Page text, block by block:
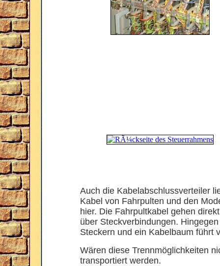
Auch die Kabelabschlussverteiler
Kabel von Fahrpulten und den
hier. Die Fahrpultkabel gehen
über Steckverbindungen.
Steckern und ein Kabelbaum führt
Wären diese Trennmöglichkeiten
transportiert werden.